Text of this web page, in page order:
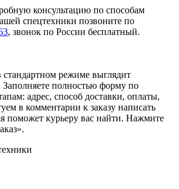
консультацию по способам
спецтехники позвоните по
, звонок по России бесплатный.
стандартном режиме выглядит
полностью форму по
адрес, способ доставки, оплаты,
в комментарии к заказу написать
поможет курьеру вас найти. Нажмите